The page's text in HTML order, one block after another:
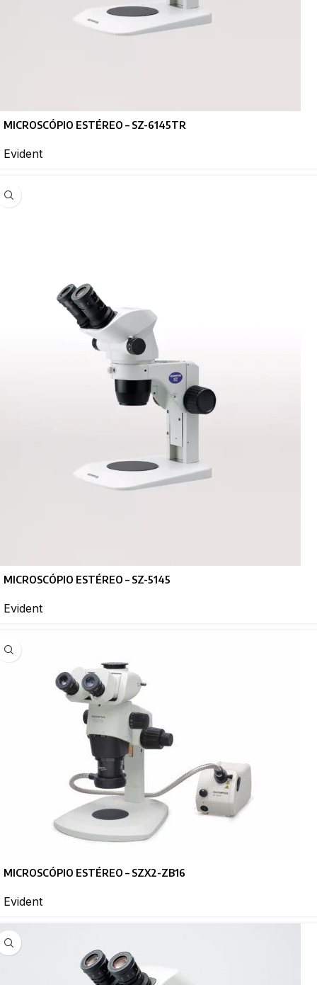
MICROSCÓPIO ESTÉREO – SZ-6145TR
Evident
MICROSCÓPIO ESTÉREO – SZ-5145
Evident
MICROSCÓPIO ESTÉREO – SZX2-ZB16
Evident